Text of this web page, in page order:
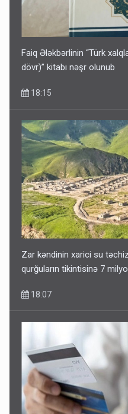
Faiq Ələkbərlinin “Türk
dövr)” kitabı nəşr olunub
18:15
Zar kəndinin xarici su
qurğuların tikintisinə 7
18:07